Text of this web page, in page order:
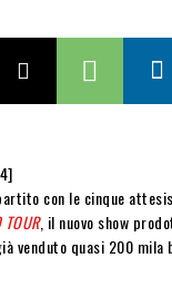
4]
con le cinque
TOUR, il nuovo show
venduto quasi 200